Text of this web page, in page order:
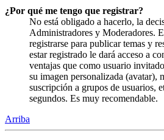
¿Por qué me tengo que registrar?
No está obligado a hacerlo, la
Administradores y Moderadores.
registrarse para publicar temas y
estar registrado le dará acceso a
ventajas que como usuario
su imagen personalizada (avatar),
suscripción a grupos de usuarios,
segundos. Es muy recomendable.
Arriba